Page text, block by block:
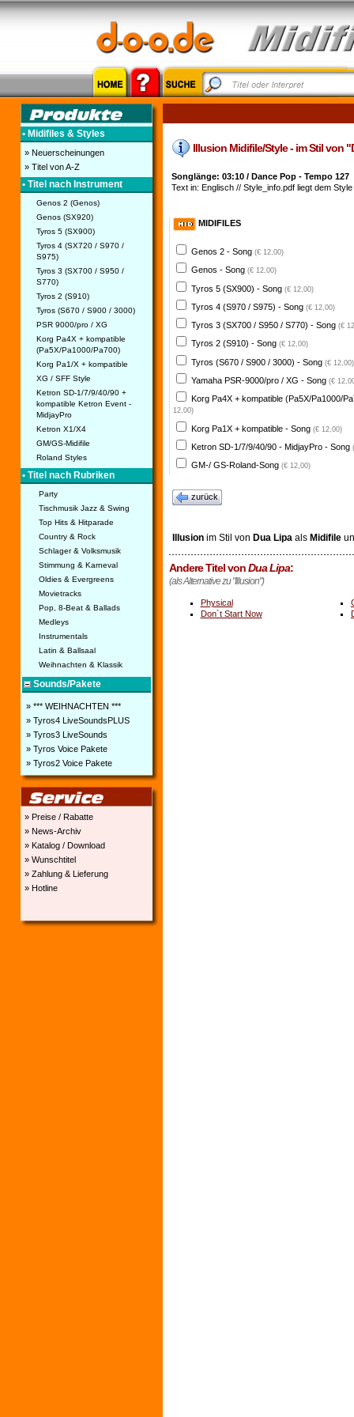
• Midifiles & Styles
» Neuerscheinungen
» Titel von A-Z
• Titel nach Instrument
Genos 2 (Genos)
Genos (SX920)
Tyros 5 (SX900)
Tyros 4 (SX720 / S970 /
S975)
Tyros 3 (SX700 / S950 /
S770)
Tyros 2 (S910)
Tyros (S670 / S900 / 3000)
PSR 9000/pro / XG
Korg Pa4X + kompatible
(Pa5X/Pa1000/Pa700)
Korg Pa1/X + kompatible
XG / SFF Style
Ketron SD-1/7/9/40/90 +
kompatible Ketron Event -
MidjayPro
Ketron X1/X4
GM/GS-Midifile
Roland Styles
• Titel nach Rubriken
Party
Tischmusik Jazz & Swing
Top Hits & Hitparade
Country & Rock
Schlager & Volksmusik
Stimmung & Karneval
Oldies & Evergreens
Movietracks
Pop, 8-Beat & Ballads
Medleys
Instrumentals
Latin & Ballsaal
Weihnachten & Klassik
Sounds/Pakete
» *** WEIHNACHTEN ***
» Tyros4 LiveSoundsPLUS
» Tyros3 LiveSounds
» Tyros Voice Pakete
» Tyros2 Voice Pakete
» Preise / Rabatte
» News-Archiv
» Katalog / Download
» Wunschtitel
» Zahlung & Lieferung
» Hotline
Illusion Midifile/Style - im Stil von
Songlänge: 03:10 / Dance Pop - Tempo 127
Text in: Englisch // Style_info.pdf liegt dem Style
MIDIFILES
Genos 2 - Song (€ 12,00)
Genos - Song (€ 12,00)
Tyros 5 (SX900) - Song (€ 12,00)
Tyros 4 (S970 / S975) - Song (€ 12,00)
Tyros 3 (SX700 / S950 / S770) - Song (€
Tyros 2 (S910) - Song (€ 12,00)
Tyros (S670 / S900 / 3000) - Song (€ 12,00)
Yamaha PSR-9000/pro / XG - Song (€
Korg Pa4X + kompatible (Pa5X/Pa1000/
12,00)
Korg Pa1X + kompatible - Song (€ 12,00)
Ketron SD-1/7/9/40/90 - MidjayPro - Song
GM-/ GS-Roland-Song (€ 12,00)
zurück
Illusionim Stil von Dua Lipaals Midifile
Andere Titel vonDua Lipa:
(als Alternative zu "Illusion")
Physical
Don´t Start Now